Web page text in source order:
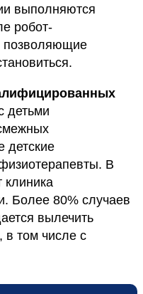
выполняются
робот-
позволяющие
детьми
детские
В
клиника
Более 80% случаев
вылечить
в том числе с